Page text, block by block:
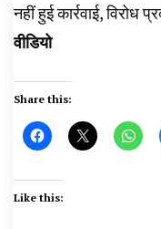
नहीं हुई कार्रवाई,
वीडियो
Share this:
Like this: